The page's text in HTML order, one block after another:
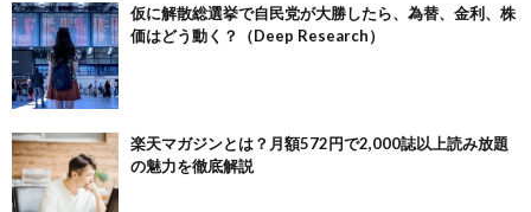
仮に解散総選挙で自民党が大勝したら、為替、金利、株
価はどう動く？（Deep Research）
楽天マガジンとは？月額572円で2,000誌以上読み放題
の魅力を徹底解説